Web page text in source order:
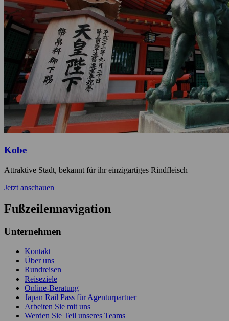
Kobe
Attraktive Stadt, bekannt für ihr einzigartiges Rindfleisch
Jetzt anschauen
Fußzeilennavigation
Unternehmen
Kontakt
Über uns
Rundreisen
Reiseziele
Online-Beratung
Japan Rail Pass für Agenturpartner
Arbeiten Sie mit uns
Werden Sie Teil unseres Teams